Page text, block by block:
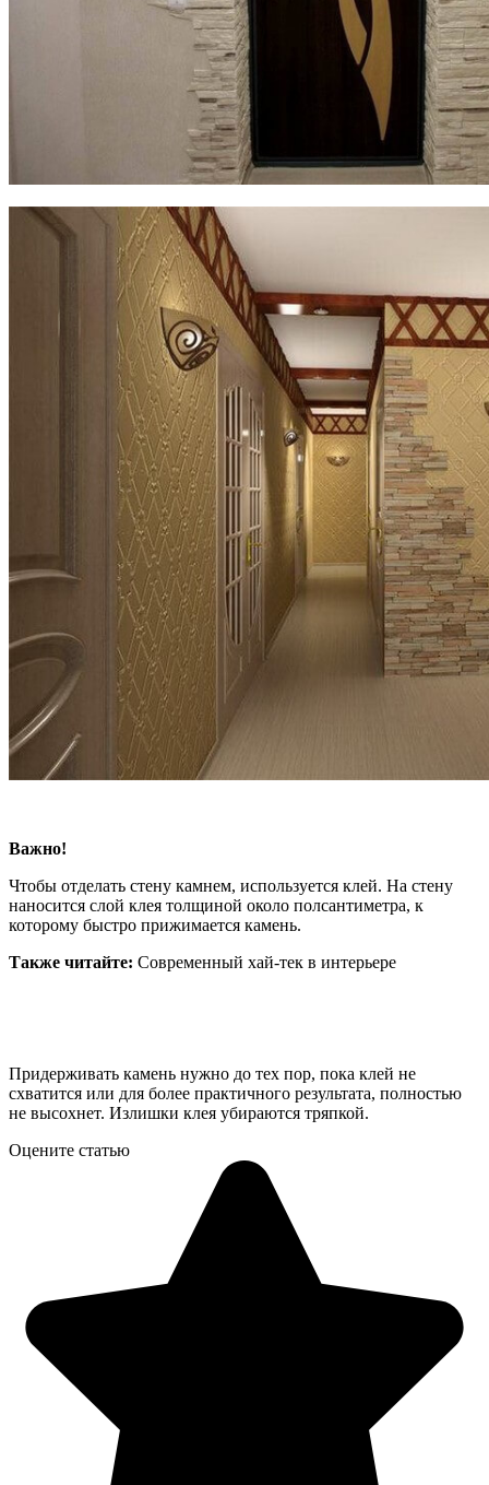
Важно!
Чтобы отделать стену камнем, используется клей. На стену
наносится слой клея толщиной около полсантиметра, к
которому быстро прижимается камень.
Также читайте: Современный хай-тек в интерьере
Придерживать камень нужно до тех пор, пока клей не
схватится или для более практичного результата, полностью
не высохнет. Излишки клея убираются тряпкой.
Оцените статью